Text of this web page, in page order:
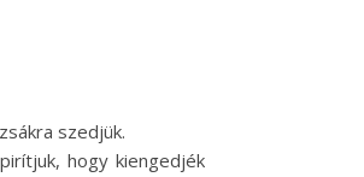
szedjük.
hogy kiengedjék